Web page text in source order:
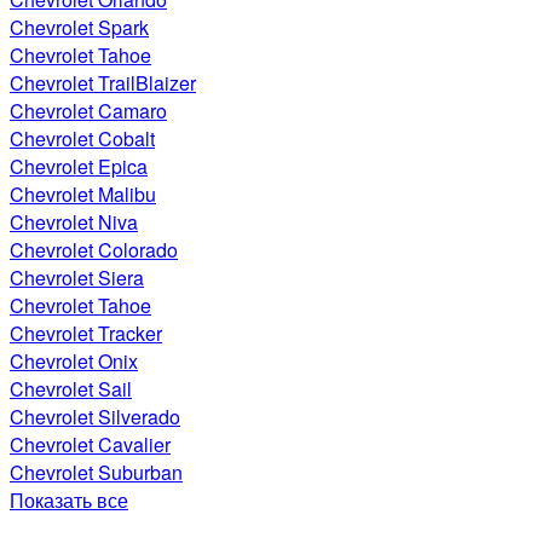
Chevrolet Spark
Chevrolet Tahoe
Chevrolet TrailBlaizer
Chevrolet Camaro
Chevrolet Cobalt
Chevrolet Epica
Chevrolet Malibu
Chevrolet Niva
Chevrolet Colorado
Chevrolet Siera
Chevrolet Tahoe
Chevrolet Tracker
Chevrolet Onix
Chevrolet Sail
Chevrolet Silverado
Chevrolet Cavalier
Chevrolet Suburban
Показать все